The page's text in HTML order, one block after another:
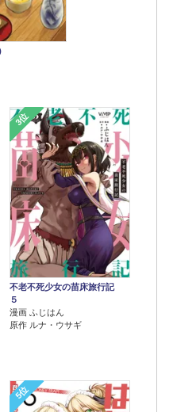
3位
不老不死少女の苗床旅行記
５
漫画 ふじはん
原作 ルナ・ウサギ
5位